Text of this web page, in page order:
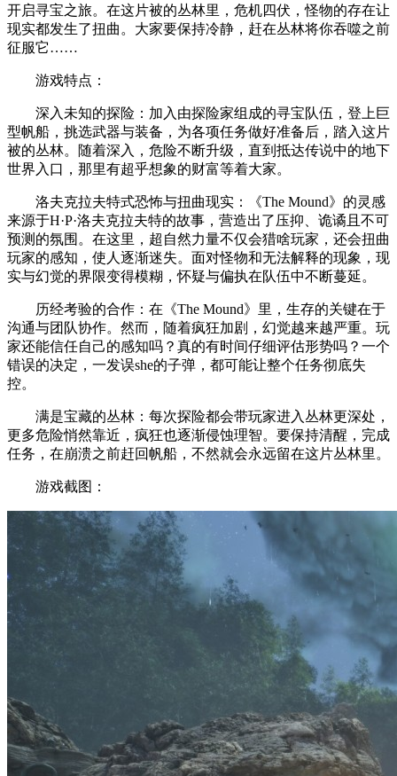
开启寻宝之旅。在这片被的丛林里，危机四伏，怪物的存在让
现实都发生了扭曲。大家要保持冷静，赶在丛林将你吞噬之前
征服它……
游戏特点：
深入未知的探险：加入由探险家组成的寻宝队伍，登上巨
型帆船，挑选武器与装备，为各项任务做好准备后，踏入这片
被的丛林。随着深入，危险不断升级，直到抵达传说中的地下
世界入口，那里有超乎想象的财富等着大家。
洛夫克拉夫特式恐怖与扭曲现实：《The Mound》的灵感
来源于H·P·洛夫克拉夫特的故事，营造出了压抑、诡谲且不可
预测的氛围。在这里，超自然力量不仅会猎啥玩家，还会扭曲
玩家的感知，使人逐渐迷失。面对怪物和无法解释的现象，现
实与幻觉的界限变得模糊，怀疑与偏执在队伍中不断蔓延。
历经考验的合作：在《The Mound》里，生存的关键在于
沟通与团队协作。然而，随着疯狂加剧，幻觉越来越严重。玩
家还能信任自己的感知吗？真的有时间仔细评估形势吗？一个
错误的决定，一发误she的子弹，都可能让整个任务彻底失
控。
满是宝藏的丛林：每次探险都会带玩家进入丛林更深处，
更多危险悄然靠近，疯狂也逐渐侵蚀理智。要保持清醒，完成
任务，在崩溃之前赶回帆船，不然就会永远留在这片丛林里。
游戏截图：